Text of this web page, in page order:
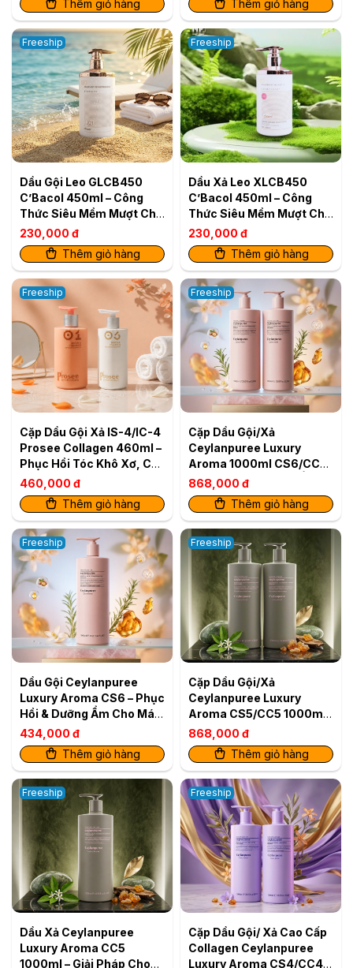
Thêm giỏ hàng
Thêm giỏ hàng
Freeship
Dầu Gội Leo GLCB450
C’Bacol 450ml – Công
Thức Siêu Mềm Mượt Cho
Tóc Khỏe Bóng
230,000 đ
Thêm giỏ hàng
Freeship
Dầu Xả Leo XLCB450
C’Bacol 450ml – Công
Thức Siêu Mềm Mượt Cho
Tóc Khỏe Bóng
230,000 đ
Thêm giỏ hàng
Freeship
Cặp Dầu Gội Xả IS-4/IC-4
Prosee Collagen 460ml –
Phục Hồi Tóc Khô Xơ, Chẻ
Ngọn & Gãy Rụng
460,000 đ
Thêm giỏ hàng
Freeship
Cặp Dầu Gội/Xả
Ceylanpuree Luxury
Aroma 1000ml CS6/CC6
– Phục Hồi & Dưỡng Ẩm
Cho Mái Tóc Mềm Mượt
Chuẩn Salon
868,000 đ
Thêm giỏ hàng
Freeship
Dầu Gội Ceylanpuree
Luxury Aroma CS6 – Phục
Hồi & Dưỡng Ẩm Cho Mái
Tóc Mềm Mượt Chuẩn
Salon
434,000 đ
Thêm giỏ hàng
Freeship
Cặp Dầu Gội/Xả
Ceylanpuree Luxury
Aroma CS5/CC5 1000ml
– Giải Pháp Cho Da Đầu
Gàu Ngứa, Tóc Khô Xơ
868,000 đ
Thêm giỏ hàng
Freeship
Dầu Xả Ceylanpuree
Luxury Aroma CC5
1000ml – Giải Pháp Cho
Freeship
Cặp Dầu Gội/ Xả Cao Cấp
Collagen Ceylanpuree
Luxury Aroma CS4/CC4